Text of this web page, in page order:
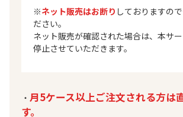
※ネット販売はお断り しておりますの
ださい。
ネット販売が確認された場合は、本サ
停止させていただきます。
・ 月5ケース以上ご注文される方は
す。